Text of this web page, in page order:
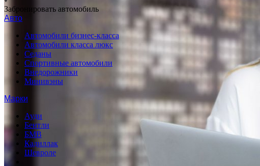
Забронировать автомобиль
Авто
Автомобили бизнес-класса
Автомобили класса люкс
Седаны
Спортивные автомобили
Внедорожники
Минивэны
Марки
Ауди
Бентли
БМВ
Кадиллак
Шевроле